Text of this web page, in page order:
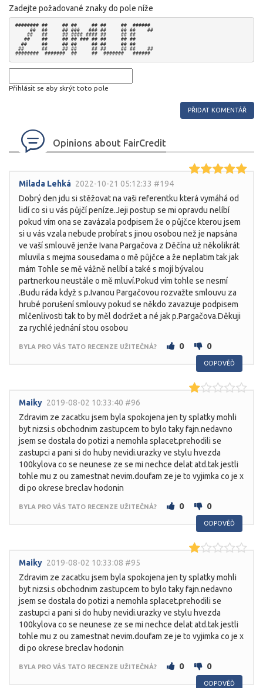
Zadejte požadované znaky do pole níže
######## ##     ## ##     ## ##     ##  ######
     ##  ##     ## ###   ### ##     ## ##    ##
    ##   ##     ## #### #### ##     ## ##
   ##    ##     ## ## ### ## ##     ## ##
  ##     ##     ## ##     ## ##     ## ##
##      ##     ## ##     ## ##     ## ##    ##
Přihlásit se aby skrýt toto pole
Opinions about FairCredit
Milada Lehká 2022-10-21 05:12:33 #194
Dobrý den jdu si stěžovat na vaši referentku která vymáhá od
lidí co si u vás půjčí peníze.Jeji postup se mi opravdu nelíbí
pokud vím ona se zavázala podpisem že o půjčce kterou jsem
si u vás vzala nebude probírat s jinou osobou než je napsána
ve vaší smlouvě jenže Ivana Pargačova z Děčína už několikrát
mluvila s mejma sousedama o mě půjčce a že neplatim tak jak
mám Tohle se mě vážně nelíbí a také s mojí bývalou
partnerkou neustále o mě mluví.Pokud vím tohle se nesmí
.Budu ráda když s p.Ivanou Pargačovou rozvažte smlouvu za
hrubé porušení smlouvy pokud se někdo zavazuje podpisem
mlčenlivosti tak to by měl dodržet a né jak p.Pargačova.Děkuji
za rychlé jednání stou osobou
BYLA PRO VÁS TATO RECENZE UŽITEČNÁ? 0 0
ODPOVĚĎ
Maiky 2019-08-02 10:33:40 #96
Zdravim ze zacatku jsem byla spokojena jen ty splatky mohli
byt nizsi.s obchodnim zastupcem to bylo taky fajn.nedavno
jsem se dostala do potizi a nemohla splacet.prehodili se
zastupci a pani si do huby nevidi.urazky ve stylu hvezda
100kylova co se neunese ze se mi nechce delat atd.tak jestli
tohle mu z ou zamestnat nevim.doufam ze je to vyjimka co je x
di po okrese breclav hodonin
BYLA PRO VÁS TATO RECENZE UŽITEČNÁ? 0 0
ODPOVĚĎ
Maiky 2019-08-02 10:33:08 #95
Zdravim ze zacatku jsem byla spokojena jen ty splatky mohli
byt nizsi.s obchodnim zastupcem to bylo taky fajn.nedavno
jsem se dostala do potizi a nemohla splacet.prehodili se
zastupci a pani si do huby nevidi.urazky ve stylu hvezda
100kylova co se neunese ze se mi nechce delat atd.tak jestli
tohle mu z ou zamestnat nevim.doufam ze je to vyjimka co je x
di po okrese breclav hodonin
BYLA PRO VÁS TATO RECENZE UŽITEČNÁ? 0 0
ODPOVĚĎ